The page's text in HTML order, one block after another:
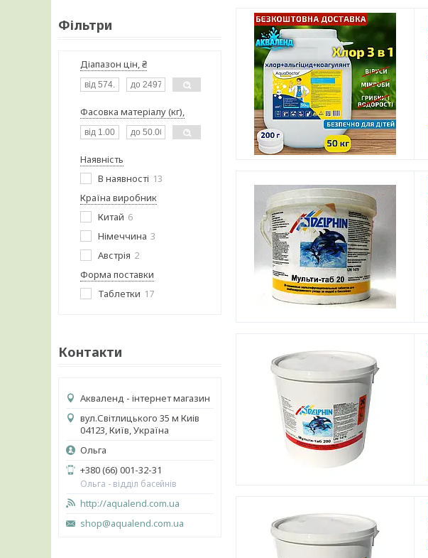
Фільтри
Діапазон цін, ₴
Фасовка матеріалу (кг),
Наявність
В наявності 13
Країна виробник
Китай 6
Німеччина 3
Австрія 2
Форма поставки
Таблетки 17
Контакти
Акваленд - інтернет магазин
вул.Світлицького 35 м Киів
04123, Київ, Україна
Ольга
+380 (66) 001-32-31
Ольга - відділ басейнів
http://aqualend.com.ua
shop@aqualend.com.ua